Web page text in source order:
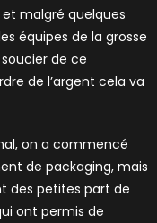
malgré quelques
équipes de la grosse
de ce
de l’argent cela va
on a commencé
de packaging, mais
des petites part de
ont permis de